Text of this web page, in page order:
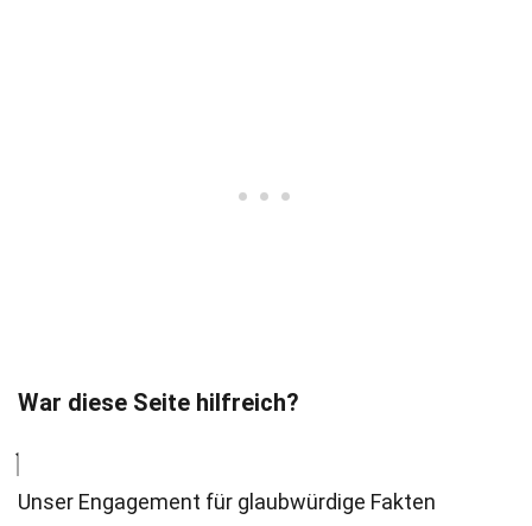
War diese Seite hilfreich?
Unser Engagement für glaubwürdige Fakten